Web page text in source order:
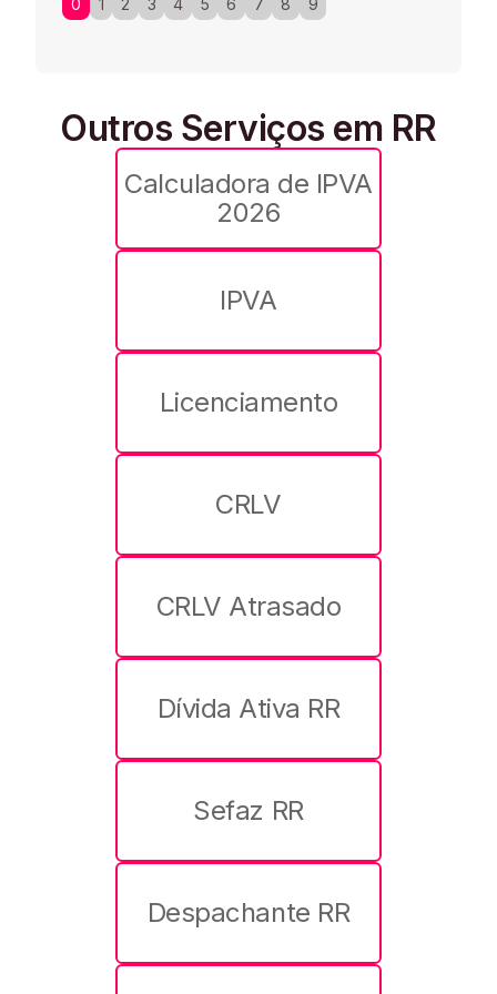
0 1 2 3 4 5 6 7 8 9
Outros Serviços em RR
Calculadora de IPVA
2026
IPVA
Licenciamento
CRLV
CRLV Atrasado
Dívida Ativa RR
Sefaz RR
Despachante RR